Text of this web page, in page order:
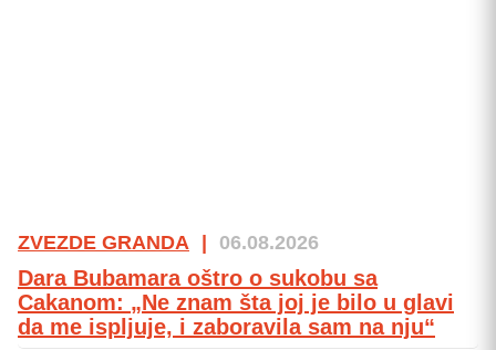
ZVEZDE GRANDA | 06.08.2026
Dara Bubamara oštro o sukobu sa
Cakanom: „Ne znam šta joj je bilo u glavi
da me ispljuje, i zaboravila sam na nju“